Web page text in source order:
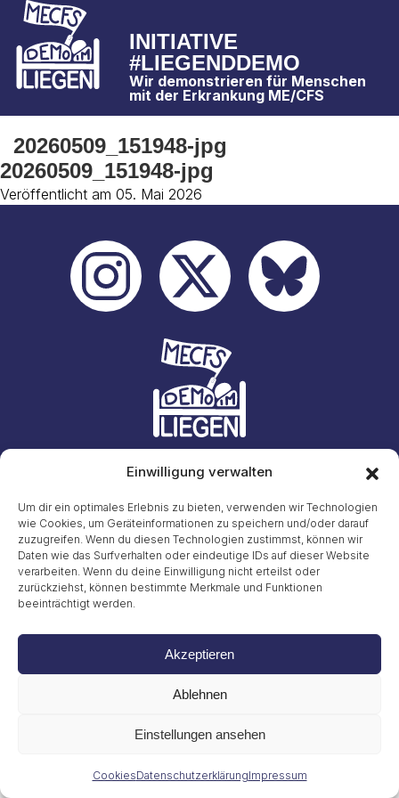
Einwilligung verwalten
Um dir ein optimales Erlebnis zu bieten, verwenden wir Technologien
wie Cookies, um Geräteinformationen zu speichern und/oder darauf
zuzugreifen. Wenn du diesen Technologien zustimmst, können wir
Daten wie das Surfverhalten oder eindeutige IDs auf dieser Website
verarbeiten. Wenn du deine Einwilligung nicht erteilst oder
zurückziehst, können bestimmte Merkmale und Funktionen
beeinträchtigt werden.
Akzeptieren
Ablehnen
Einstellungen ansehen
CookiesDatenschutzerklärungImpressum
INITIATIVE
#LIEGENDDEMO
Wir demonstrieren für Menschen
mit der Erkrankung ME/CFS
20260509_151948-jpg
20260509_151948-jpg
Veröffentlicht am 05. Mai 2026
Gritt Buggenhagen
Tel. 49 (0)151 72038889
Impressum
© 2026